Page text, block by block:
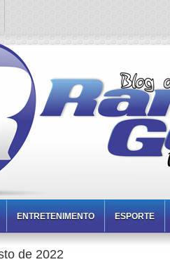
ENTRETENIMENTO ESPORTE
de 2022